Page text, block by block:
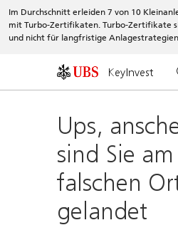
Im Durchschnitt erleiden 7 von 10
mit Turbo-Zertifikaten. Turbo-Zertifikate
und nicht für langfristige
KeyInvest
Ups,
sind Sie am
falschen
gelandet